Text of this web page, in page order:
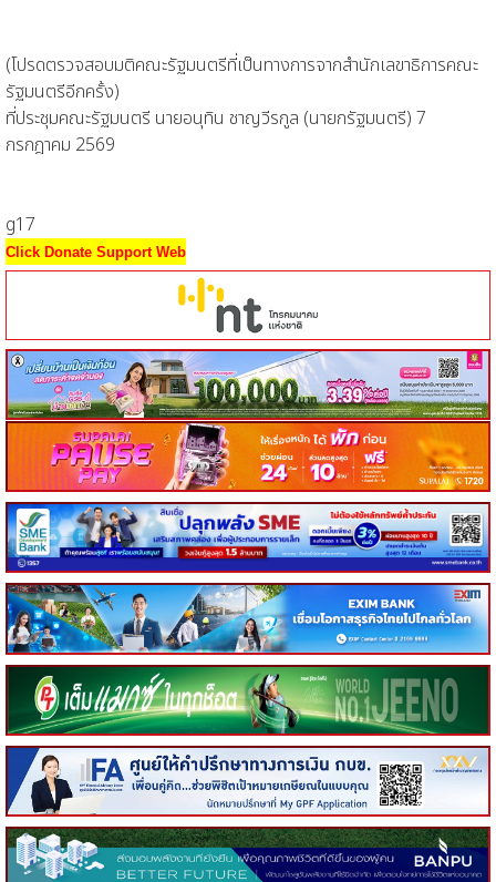
(โปรดตรวจสอบมติคณะรัฐมนตรีที่เป็นทางการจากสำนักเลขาธิการคณะ
รัฐมนตรีอีกครั้ง)
ที่ประชุมคณะรัฐมนตรี นายอนุทิน ชาญวีรกูล (นายกรัฐมนตรี) 7
กรกฎาคม 2569
g17
Click Donate Support Web